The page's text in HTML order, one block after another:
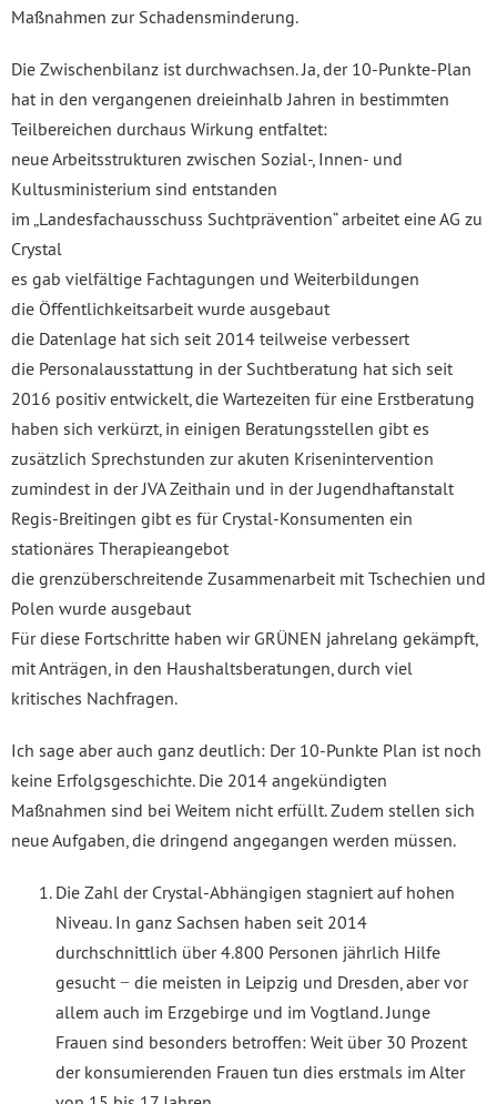
Maßnahmen zur Schadensminderung.
Die Zwischenbilanz ist durchwachsen. Ja, der 10-Punkte-Plan
hat in den vergangenen dreieinhalb Jahren in bestimmten
Teilbereichen durchaus Wirkung entfaltet:
neue Arbeitsstrukturen zwischen Sozial-, Innen- und
Kultusministerium sind entstanden
im „Landesfachausschuss Suchtprävention“ arbeitet eine AG zu
Crystal
es gab vielfältige Fachtagungen und Weiterbildungen
die Öffentlichkeitsarbeit wurde ausgebaut
die Datenlage hat sich seit 2014 teilweise verbessert
die Personalausstattung in der Suchtberatung hat sich seit
2016 positiv entwickelt, die Wartezeiten für eine Erstberatung
haben sich verkürzt, in einigen Beratungsstellen gibt es
zusätzlich Sprechstunden zur akuten Krisenintervention
zumindest in der JVA Zeithain und in der Jugendhaftanstalt
Regis-Breitingen gibt es für Crystal-Konsumenten ein
stationäres Therapieangebot
die grenzüberschreitende Zusammenarbeit mit Tschechien und
Polen wurde ausgebaut
Für diese Fortschritte haben wir GRÜNEN jahrelang gekämpft,
mit Anträgen, in den Haushaltsberatungen, durch viel
kritisches Nachfragen.
Ich sage aber auch ganz deutlich: Der 10-Punkte Plan ist noch
keine Erfolgsgeschichte. Die 2014 angekündigten
Maßnahmen sind bei Weitem nicht erfüllt. Zudem stellen sich
neue Aufgaben, die dringend angegangen werden müssen.
Die Zahl der Crystal-Abhängigen stagniert auf hohen
Niveau. In ganz Sachsen haben seit 2014
durchschnittlich über 4.800 Personen jährlich Hilfe
gesucht − die meisten in Leipzig und Dresden, aber vor
allem auch im Erzgebirge und im Vogtland. Junge
Frauen sind besonders betroffen: Weit über 30 Prozent
der konsumierenden Frauen tun dies erstmals im Alter